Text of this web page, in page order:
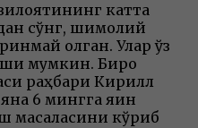
катта
сўнг, шимолий
қолган. Улар ўз
мумкин. Бироқ
раҳбари Кирилл
6 мингга яқин
масаласини кўриб